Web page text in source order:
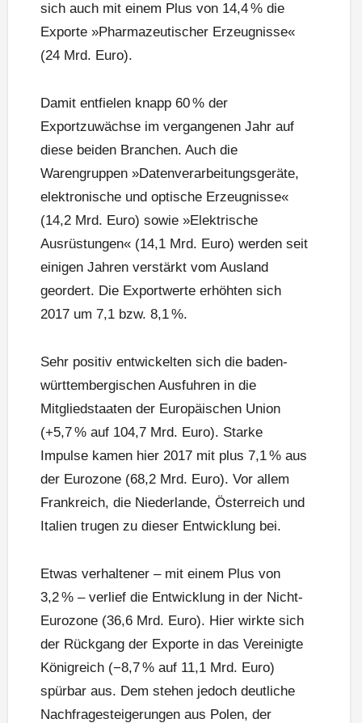
sich auch mit einem Plus von 14,4 % die
Exporte »Pharmazeutischer Erzeugnisse«
(24 Mrd. Euro).
Damit entfielen knapp 60 % der
Exportzuwächse im vergangenen Jahr auf
diese beiden Branchen. Auch die
Warengruppen »Datenverarbeitungsgeräte,
elektronische und optische Erzeugnisse«
(14,2 Mrd. Euro) sowie »Elektrische
Ausrüstungen« (14,1 Mrd. Euro) werden seit
einigen Jahren verstärkt vom Ausland
geordert. Die Exportwerte erhöhten sich
2017 um 7,1 bzw. 8,1 %.
Sehr positiv entwickelten sich die baden-
württembergischen Ausfuhren in die
Mitgliedstaaten der Europäischen Union
(+5,7 % auf 104,7 Mrd. Euro). Starke
Impulse kamen hier 2017 mit plus 7,1 % aus
der Eurozone (68,2 Mrd. Euro). Vor allem
Frankreich, die Niederlande, Österreich und
Italien trugen zu dieser Entwicklung bei.
Etwas verhaltener – mit einem Plus von
3,2 % – verlief die Entwicklung in der Nicht-
Eurozone (36,6 Mrd. Euro). Hier wirkte sich
der Rückgang der Exporte in das Vereinigte
Königreich (−8,7 % auf 11,1 Mrd. Euro)
spürbar aus. Dem stehen jedoch deutliche
Nachfragesteigerungen aus Polen, der